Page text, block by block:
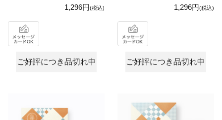
1,296円(税込)
ご好評につき品切れ中
1,296円(税込)
ご好評につき品切れ中